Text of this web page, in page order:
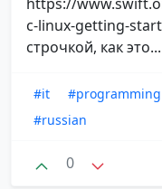
c-linux-getting-
строчкой, как это...
#it
#programming
#russian
0